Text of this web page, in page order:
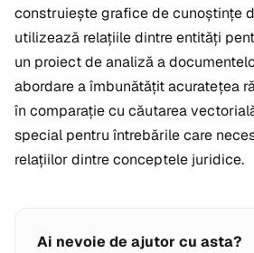
construiește grafice de cunoștințe
utilizează relațiile dintre entități
un proiect de analiză a
abordare a îmbunătățit acuratețea
în comparație cu căutarea
special pentru întrebările care
relațiilor dintre conceptele juridice.
Ai nevoie de ajutor cu asta?